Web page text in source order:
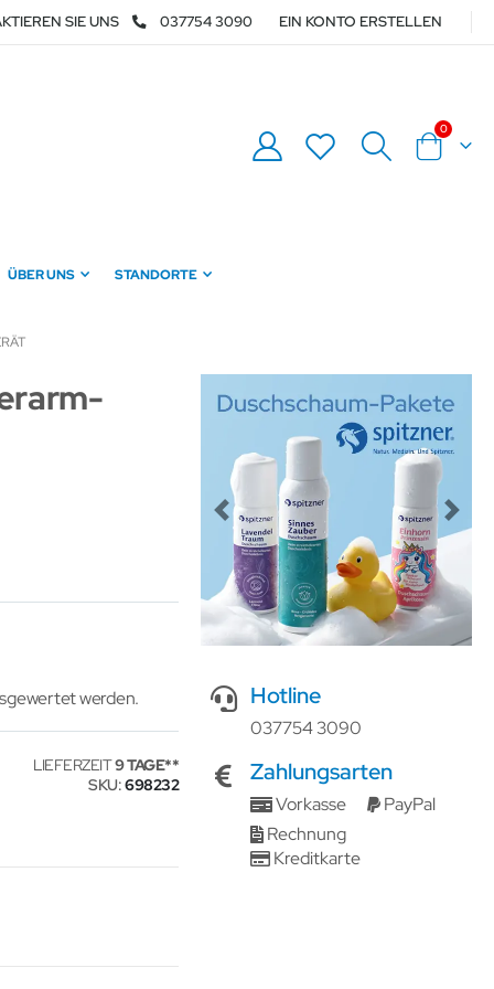
SIE UNS 037754 3090 EIN KONTO ERSTELLEN
Warenkorb
0Artikel
ÜBER UNS STANDORTE
werden.
LIEFERZEIT9 TAGE
SKU 698232
Previous Next
Hotline
037754 3090
Zahlungsarten
Vorkasse
PayPal
Rechnung
Kreditkarte